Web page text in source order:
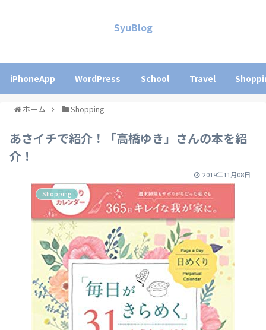
SyuBlog
iPhoneApp WordPress School Travel
ホーム Shopping
あさイチで紹介！「高橋ゆき」さんの本を紹
介！
2019年11月08日
Shopping